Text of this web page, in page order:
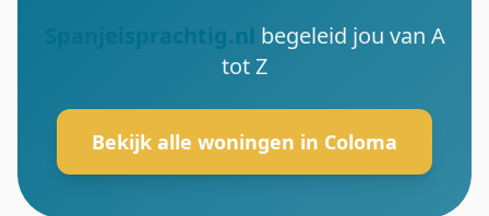
Spanjeisprachtig.nl begeleid jou van A
tot Z
Bekijk alle woningen in Coloma